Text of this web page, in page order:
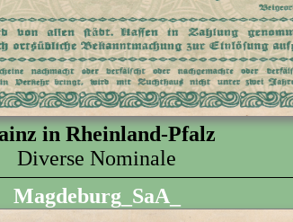
in Rheinland-Pfalz
Diverse Nominale
Magdeburg_SaA_